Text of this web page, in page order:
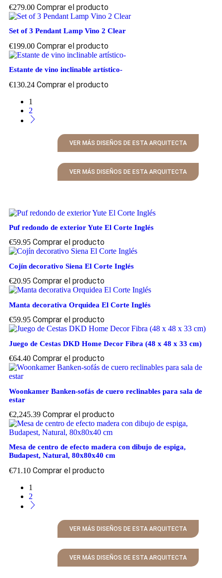
€279.00 Comprar el producto
Set of 3 Pendant Lamp Vino 2 Clear
€199.00 Comprar el producto
Estante de vino inclinable artístico-
€130.24 Comprar el producto
1
2
VER MÁS DISEÑOS DE ESTA ARQUITECTA
VER MÁS DISEÑOS DE ESTA ARQUITECTA
Puf redondo de exterior Yute El Corte Inglés
€59.95 Comprar el producto
Cojín decorativo Siena El Corte Inglés
€20.95 Comprar el producto
Manta decorativa Orquidea El Corte Inglés
€59.95 Comprar el producto
Juego de Cestas DKD Home Decor Fibra (48 x 48 x 33 cm)
€64.40 Comprar el producto
Woonkamer Banken-sofás de cuero reclinables para sala de
estar
€2,245.39 Comprar el producto
Mesa de centro de efecto madera con dibujo de espiga,
Budapest, Natural, 80x80x40 cm
€71.10 Comprar el producto
1
2
VER MÁS DISEÑOS DE ESTA ARQUITECTA
VER MÁS DISEÑOS DE ESTA ARQUITECTA